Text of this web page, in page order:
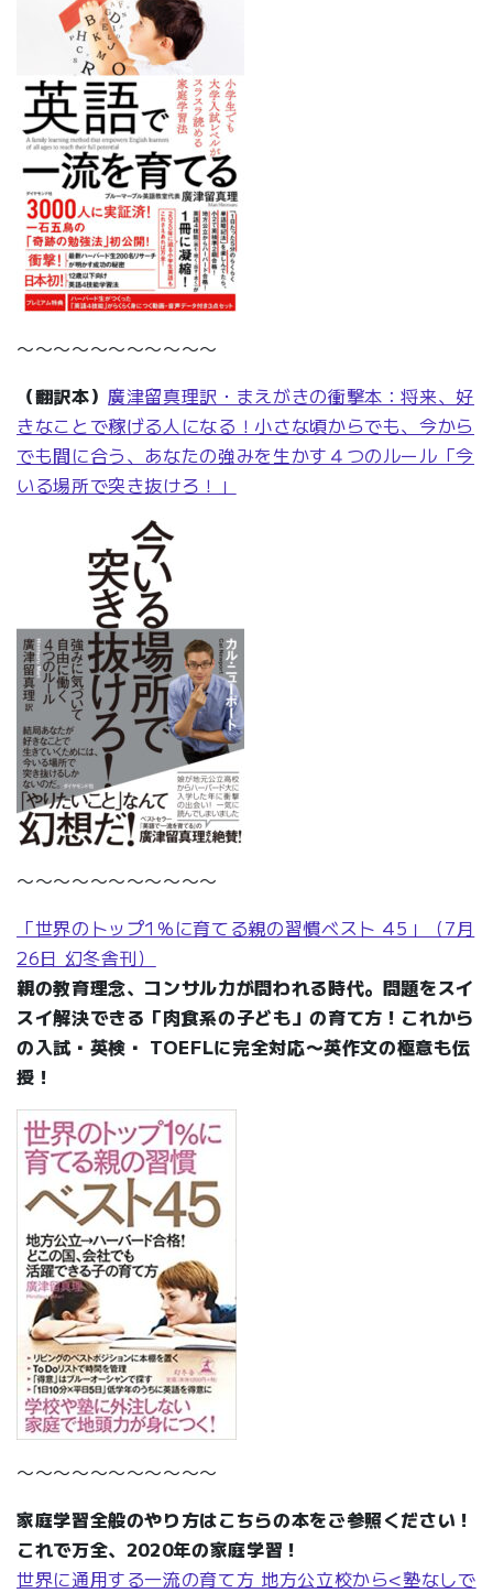
〜〜〜〜〜〜〜〜〜〜〜
（翻訳本）廣津留真理訳・まえがきの衝撃本：将来、好
きなことで稼げる人になる！小さな頃からでも、今から
でも間に合う、あなたの強みを生かす４つのルール「今
いる場所で突き抜けろ！」
〜〜〜〜〜〜〜〜〜〜〜
「世界のトップ1％に育てる親の習慣ベスト 45」（7月
26日 幻冬舎刊）
親の教育理念、コンサル力が問われる時代。問題をスイ
スイ解決できる「肉食系の子ども」の育て方！これから
の入試・英検・ TOEFLに完全対応〜英作文の極意も伝
授！
〜〜〜〜〜〜〜〜〜〜〜
家庭学習全般のやり方はこちらの本をご参照ください！
これで万全、2020年の家庭学習！
世界に通用する一流の育て方 地方公立校から<塾なしで